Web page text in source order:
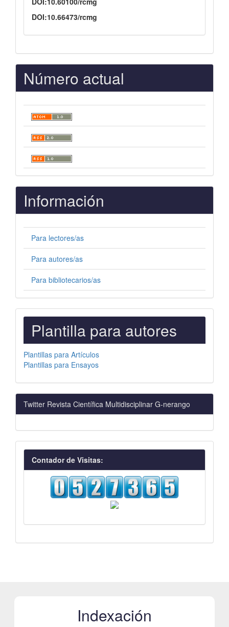
DOI:10.66473/rcmg
Número actual
Información
Para lectores/as
Para autores/as
Para bibliotecarios/as
PLANTILLAS
PARA
AUTORES
Plantilla para autores
Plantillas para Artículos
Plantillas para Ensayos
Twitter Revista Científica Multidisciplinar G-nerango
visitas
Contador de Visitas:
Indexación